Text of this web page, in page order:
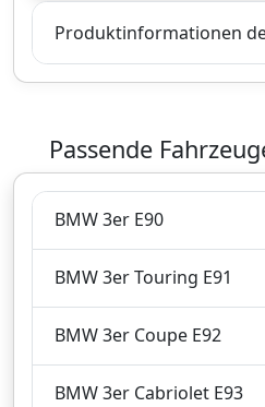
Produktinformationen
Passende
BMW 3er E90
BMW 3er Touring E91
BMW 3er Coupe E92
BMW 3er Cabriolet E93